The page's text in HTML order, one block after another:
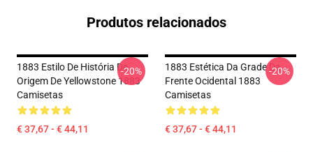
Produtos relacionados
1883 Estilo De História De
Origem De Yellowstone 1883
Camisetas
€ 37,67 - € 44,11
-20%
1883 Estética Da Grade Da
Frente Ocidental 1883
Camisetas
€ 37,67 - € 44,11
-20%